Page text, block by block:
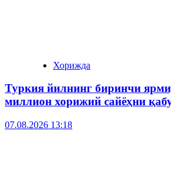
Хорижда
Туркия йилнинг биринчи
миллион хорижий сайёҳни
07.08.2026 13:18